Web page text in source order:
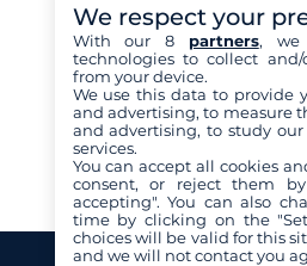
We respect your
With our 8 partners, we
technologies to collect
from your device.
We use this data to provide
and advertising, to measure
and advertising, to study
services.
You can accept all cookies
consent, or reject them
accepting". You can also
time by clicking on the
choices will be valid for this
and we will not contact you